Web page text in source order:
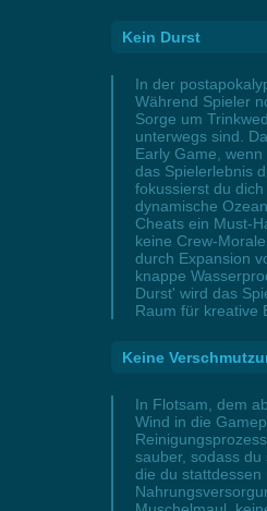
Kein Durst
In der
Während Spieler
Sorge um
unterwegs sind.
Early Game,
das Spielerlebnis
fokussierst du
dynamische
Cheats ein Must-
keine Crew-
durch Expansion
knappe
Durst' wird das
Raum für kreative
Keine
In Flotsam, dem
Wind in die
sauber, sodass du
die du stattdessen